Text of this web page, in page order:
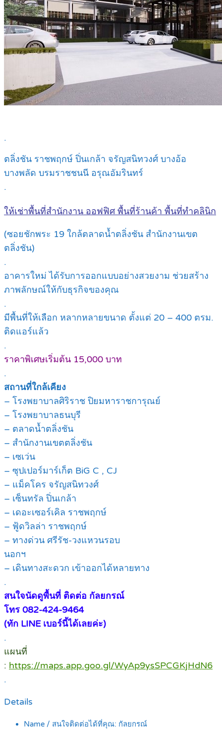
.
ตลิ่งชัน ราชพฤกษ์ ปิ่นเกล้า จรัญสนิทวงศ์ บางอ้อ
บางพลัด บรมราชชนนี อรุณอัมรินทร์
.
ให้เช่าพื้นที่สำนักงาน ออฟฟิศ พื้นที่ร้านค้า พื้นที่ทำคลินิก
(ซอยชักพระ 19 ใกล้ตลาดน้ำตลิ่งชัน สำนักงานเขต
ตลิ่งชัน)
.
อาคารใหม่ ได้รับการออกแบบอย่างสวยงาม ช่วยสร้าง
ภาพลักษณ์ให้กับธุรกิจของคุณ
.
มีพื้นที่ให้เลือก หลากหลายขนาด ตั้งแต่ 20 – 400 ตรม.
ติดแอร์แล้ว
.
ราคาพิเศษเริ่มต้น 15,000 บาท
.
สถานที่ใกล้เคียง
– โรงพยาบาลศิริราช ปิยมหาราชการุณย์
– โรงพยาบาลธนบุรี
– ตลาดน้ำตลิ่งชัน
– สำนักงานเขตตลิ่งชัน
– เซเว่น
– ซุปเปอร์มาร์เก็ต BiG C , CJ
– แม็คโคร จรัญสนิทวงศ์
– เซ็นทรัล ปิ่นเกล้า
– เดอะเซอร์เคิล ราชพฤกษ์
– ฟู้ดวิลล่า ราชพฤกษ์
– ทางด่วน ศรีรัช-วงแหวนรอบ
นอกฯ
– เดินทางสะดวก เข้าออกได้หลายทาง
.
สนใจนัดดูพื้นที่ ติดต่อ กัลยกรณ์
โทร 082-424-9464
(ทัก LINE เบอร์นี้ได้เลยค่ะ)
.
แผนที่
: https://maps.app.goo.gl/WyAp9ysSPCGKjHdN6
.
Details
Name / สนใจติดต่อได้ที่คุณ: กัลยกรณ์